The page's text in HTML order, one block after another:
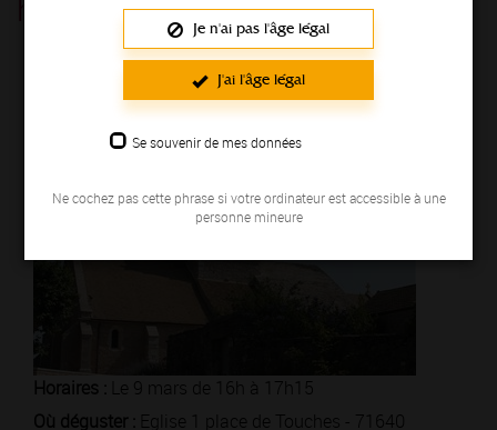
Je n'ai pas l'âge légal
J'ai l'âge légal
Se souvenir de mes données
Ne cochez pas cette phrase si votre ordinateur est accessible à une
personne mineure
historique. - Mercurey
Le 09 mars 2024
Horaires : Le 9 mars de 16h à 17h15
Où déguster : Eglise 1 place de Touches - 71640